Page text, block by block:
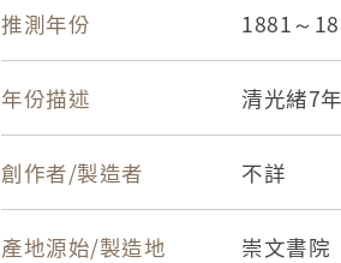
推測年份 1881～
年份描述 清光緒7
創作者/製造者 不詳
產地源始/製造地 崇文書院